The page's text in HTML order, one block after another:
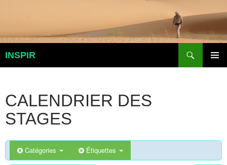
INSPIR
CALENDRIER DES
STAGES
Catégories Étiquettes